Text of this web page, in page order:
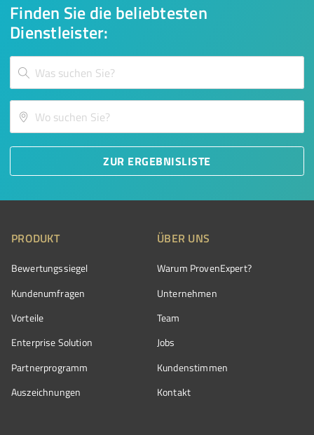
Finden Sie die beliebtesten
Dienstleister:
ZUR ERGEBNISLISTE
PRODUKT
Bewertungssiegel
Kundenumfragen
Vorteile
Enterprise Solution
Partnerprogramm
Auszeichnungen
ÜBER UNS
Warum ProvenExpert?
Unternehmen
Team
Jobs
Kundenstimmen
Kontakt